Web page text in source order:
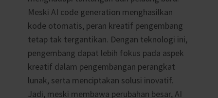
Meski AI code generation menghasilkan
kode otomatis, peran kreatif pengembang
tetap tak tergantikan. Dengan teknologi ini,
pengembang dapat lebih fokus pada aspek
kreatif dalam pengembangan perangkat
lunak, serta menciptakan solusi inovatif.
Jadi, meski membawa perubahan besar, AI